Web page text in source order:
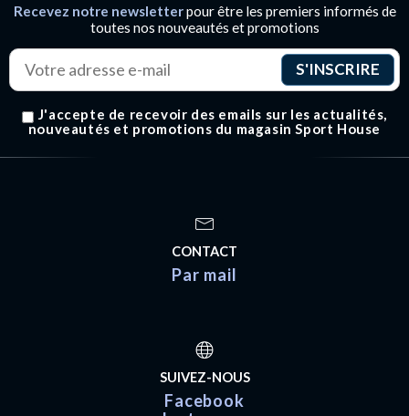
Recevez notre newsletterpour être les premiers informés de
toutes nos nouveautés et promotions
J'accepte de recevoir des emails sur les actualités,
nouveautés et promotions du magasin Sport House
CONTACT
Par mail
SUIVEZ-NOUS
Facebook